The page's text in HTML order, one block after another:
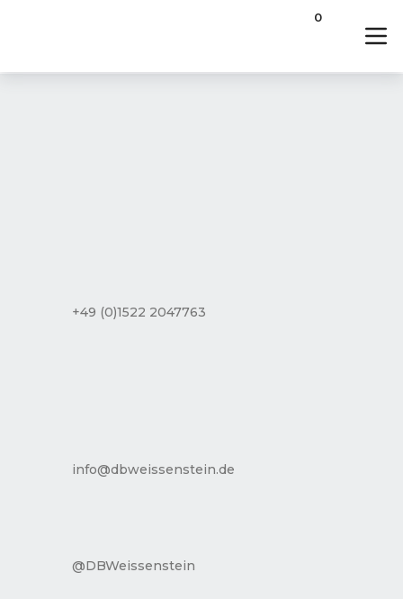
0
+49 (0)1522 2047763
info@dbweissenstein.de
@DBWeissenstein